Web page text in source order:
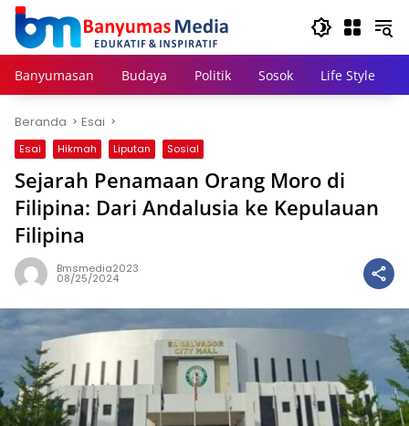
Langsung
konten
Banyumasan Budaya Politik Sosok Life Style
Beranda Esai
Esai Hikmah Liputan Sosial
Sejarah Penamaan Orang Moro di
Filipina: Dari Andalusia ke Kepulauan
Filipina
Bmsmedia2023
08/25/2024